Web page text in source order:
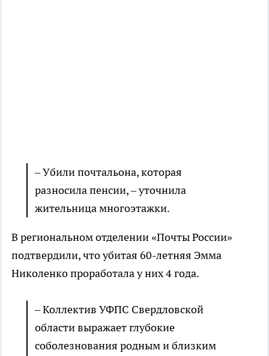
– Убили почтальона, которая
разносила пенсии, – уточнила
жительница многоэтажки.
В региональном отделении «Почты России»
подтвердили, что убитая 60-летняя Эмма
Николенко проработала у них 4 года.
– Коллектив УФПС Свердловской
области выражает глубокие
соболезнования родным и близким